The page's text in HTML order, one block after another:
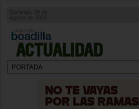
ACTUALIDAD
Domingo, 09 de
agosto de 2026